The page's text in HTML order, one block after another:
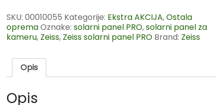
SKU:00010055 Kategorije: Ekstra AKCIJA,Ostala
opremaOznake:solarni panel PRO,solarni panel za
kameru, Zeiss, Zeiss solarni panel PRO Brand: Zeiss
Opis
Opis